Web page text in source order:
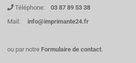
Téléphone: 03 87 89 53 38
Mail:
info@imprimante24.fr
ou par notre Formulaire de contact.